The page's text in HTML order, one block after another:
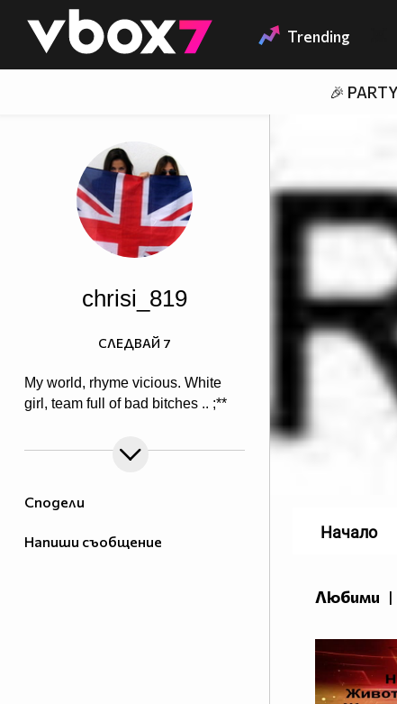
👾 Trending
🎉
Сподели
Напиши съобщение
chrisi_819
My world, rhyme vicious. White
girl, team full of bad bitches .. ;**
СЛЕДВАЙ 7
Любими |
Начало